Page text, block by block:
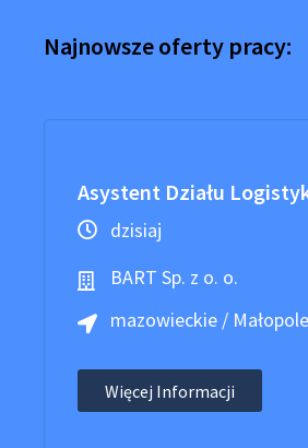
Najnowsze oferty pracy:
Asystent Działu
dzisiaj
BART Sp. z o. o.
mazowieckie / Małopole
Więcej Informacji